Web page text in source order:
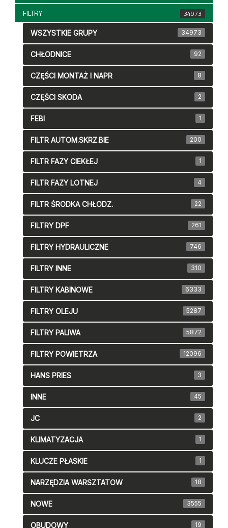
FILTRY 34973
WSZYSTKIE GRUPY 34973
CHŁODNICE 92
CZĘŚCI MONTAŻ I NAPR 8
CZĘŚCI SKODA 2
FEBI 1
FILTR AUTOM.SKRZ.BIE 200
FILTR FAZY CIEKŁEJ 1
FILTR FAZY LOTNEJ 4
FILTR ŚRODKA CHŁODZ. 22
FILTRY DPF 261
FILTRY HYDRAULICZNE 746
FILTRY INNE 310
FILTRY KABINOWE 6333
FILTRY OLEJU 5287
FILTRY PALIWA 5872
FILTRY POWIETRZA 12096
HANS PRIES 3
INNE 45
JC 2
KLIMATYZACJA 1
KLUCZE PŁASKIE 1
NARZĘDZIA WARSZTATOW 18
NOWE 3555
OBUDOWY 19